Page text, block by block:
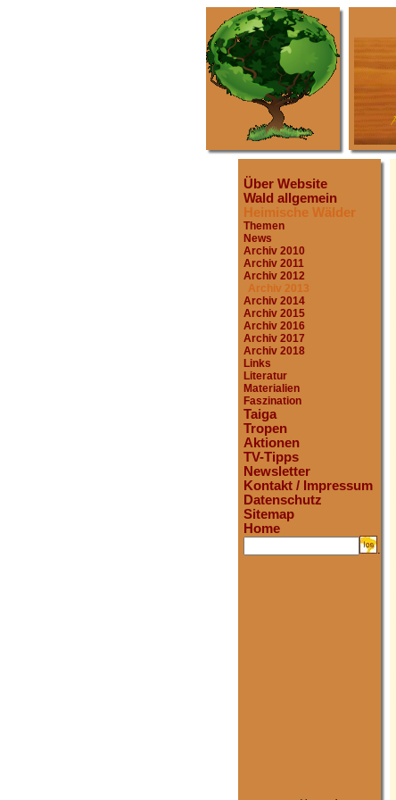
Über Website
Wald allgemein
Heimische Wälder
Themen
News
Archiv 2010
Archiv 2011
Archiv 2012
Archiv 2013
Archiv 2014
Archiv 2015
Archiv 2016
Archiv 2017
Archiv 2018
Links
Literatur
Materialien
Faszination
Taiga
Tropen
Aktionen
TV-Tipps
Newsletter
Kontakt / Impressum
Datenschutz
Sitemap
Home
.